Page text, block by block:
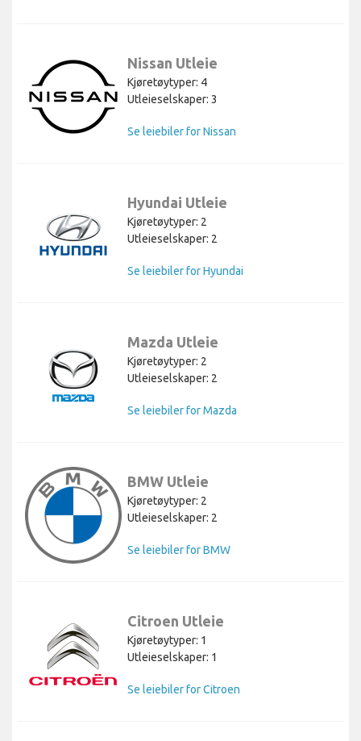
Nissan Utleie
Kjøretøytyper: 4
Utleieselskaper: 3
Se leiebiler for Nissan
Hyundai Utleie
Kjøretøytyper: 2
Utleieselskaper: 2
Se leiebiler for Hyundai
Mazda Utleie
Kjøretøytyper: 2
Utleieselskaper: 2
Se leiebiler for Mazda
BMW Utleie
Kjøretøytyper: 2
Utleieselskaper: 2
Se leiebiler for BMW
Citroen Utleie
Kjøretøytyper: 1
Utleieselskaper: 1
Se leiebiler for Citroen